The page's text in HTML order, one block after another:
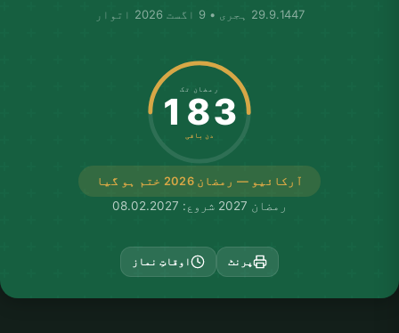
29.9.1447 ہجری • 9 اگست 2026 اتوار
آرکائیو — رمضان 2026 ختم ہو گیا
رمضان تک
183
دن باقی
رمضان 2027 شروع: 08.02.2027
پرنٹ اوقاتِ نماز